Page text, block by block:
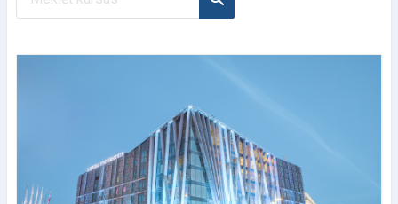
Meklēt kursus